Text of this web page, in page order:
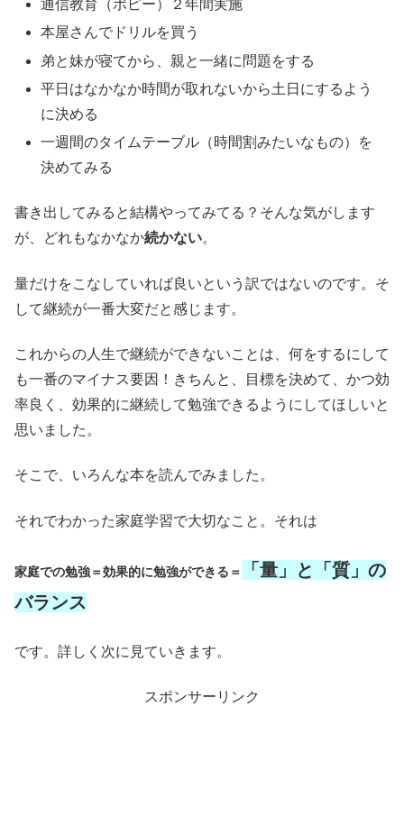
通信教育（ポピー）２年間実施
本屋さんでドリルを買う
弟と妹が寝てから、親と一緒に問題をする
平日はなかなか時間が取れないから土日にするよう
に決める
一週間のタイムテーブル（時間割みたいなもの）を
決めてみる
書き出してみると結構やってみてる？そんな気がします
が、どれもなかなか続かない。
量だけをこなしていれば良いという訳ではないのです。そ
して継続が一番大変だと感じます。
これからの人生で継続ができないことは、何をするにして
も一番のマイナス要因！きちんと、目標を決めて、かつ効
率良く、効果的に継続して勉強できるようにしてほしいと
思いました。
そこで、いろんな本を読んでみました。
それでわかった家庭学習で大切なこと。それは
家庭での勉強＝効果的に勉強ができる＝
「量」と「質」の
バランス
です。詳しく次に見ていきます。
スポンサーリンク